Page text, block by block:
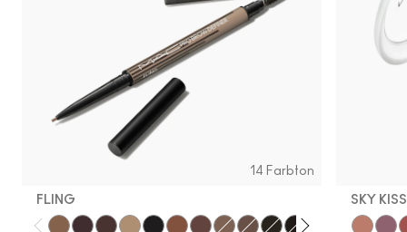
14 Farbton
FLING SKY